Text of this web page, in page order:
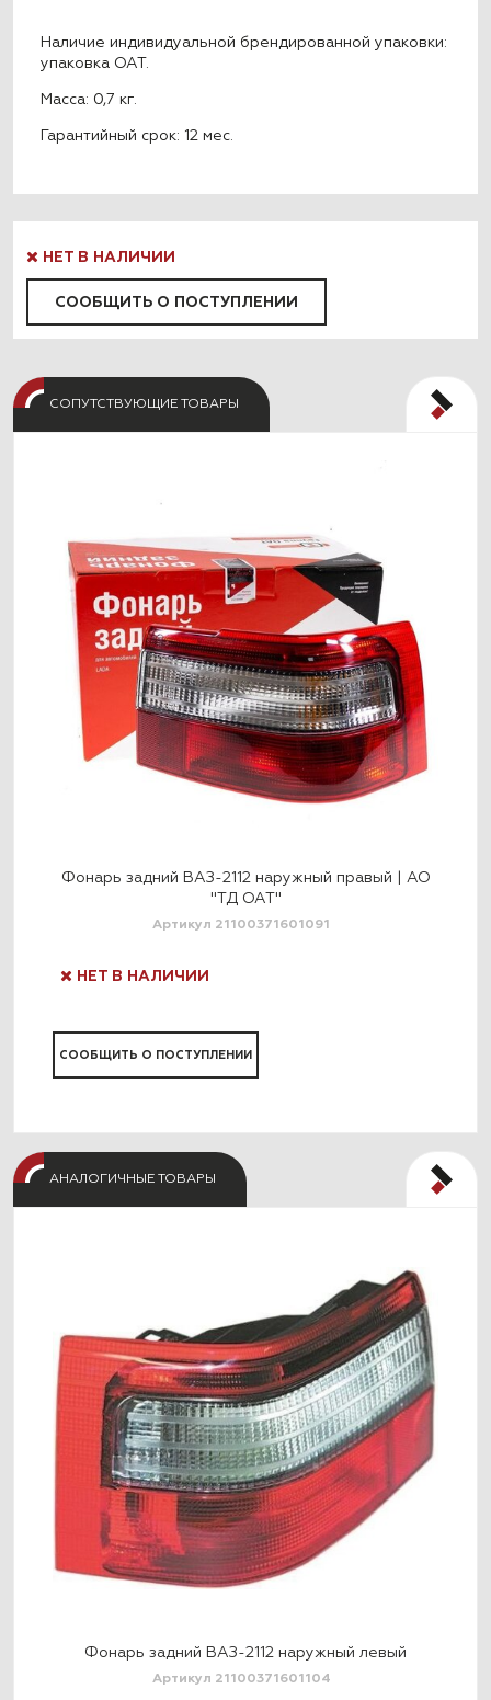
Наличие индивидуальной брендированной упаковки:
упаковка ОАТ.
Масса: 0,7 кг.
Гарантийный срок: 12 мес.
НЕТ В НАЛИЧИИ
СООБЩИТЬ О ПОСТУПЛЕНИИ
СОПУТСТВУЮЩИЕ ТОВАРЫ
Фонарь задний ВАЗ-2112 наружный правый | АО
"ТД ОАТ"
Артикул 21100371601091
НЕТ В НАЛИЧИИ
СООБЩИТЬ О ПОСТУПЛЕНИИ
АНАЛОГИЧНЫЕ ТОВАРЫ
Фонарь задний ВАЗ-2112 наружный левый
Артикул 21100371601104